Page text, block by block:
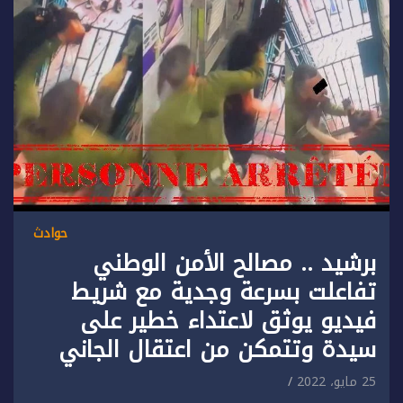
حوادث
برشيد .. مصالح الأمن الوطني
تفاعلت بسرعة وجدية مع شريط
فيديو يوثق لاعتداء خطير على
سيدة وتتمكن من اعتقال الجاني
25 مايو، 2022